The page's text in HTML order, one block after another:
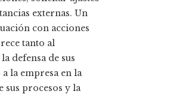
externas. Un
con acciones
tanto al
defensa de sus
la empresa en la
sus procesos y la